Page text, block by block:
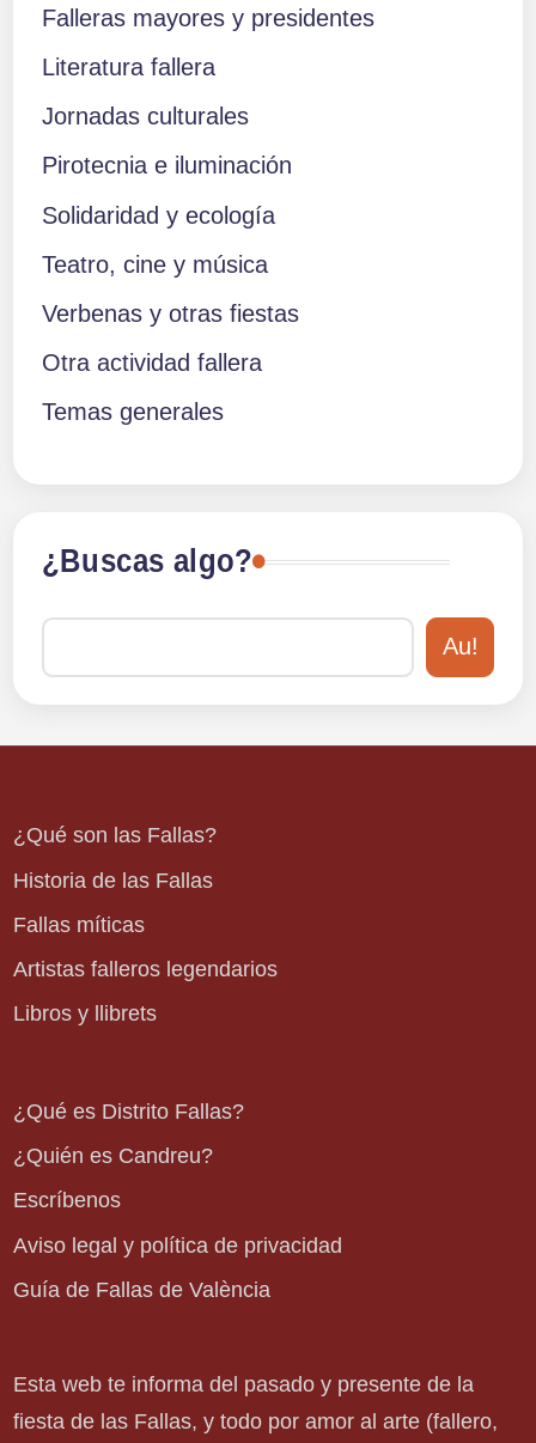
Falleras mayores y presidentes
Literatura fallera
Jornadas culturales
Pirotecnia e iluminación
Solidaridad y ecología
Teatro, cine y música
Verbenas y otras fiestas
Otra actividad fallera
Temas generales
¿Buscas algo?
Au!
¿Qué son las Fallas?
Historia de las Fallas
Fallas míticas
Artistas falleros legendarios
Libros y llibrets
¿Qué es Distrito Fallas?
¿Quién es Candreu?
Escríbenos
Aviso legal y política de privacidad
Guía de Fallas de València
Esta web te informa del pasado y presente de la
fiesta de las Fallas, y todo por amor al arte (fallero,